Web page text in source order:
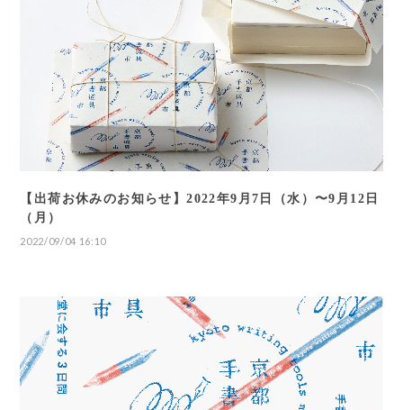
【出荷お休みのお知らせ】2022年9月7日（水）〜9月12日
（月）
2022/09/04 16:10